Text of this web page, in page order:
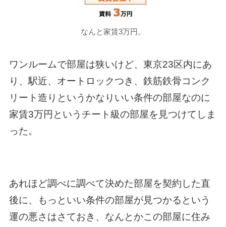
なんと家賃3万円。
ワンルームで部屋は狭いけど、東京23区内にあ
り、駅近、オートロックつき、鉄筋鉄骨コンク
リート造りというかなりいい条件の部屋なのに
家賃3万円というチート級の部屋を見つけてしま
った。
あれほど調べに調べて決めた部屋を契約した直
後に、もっといい条件の部屋が見つかるという
運の悪さはさておき、なんとかこの部屋に住み